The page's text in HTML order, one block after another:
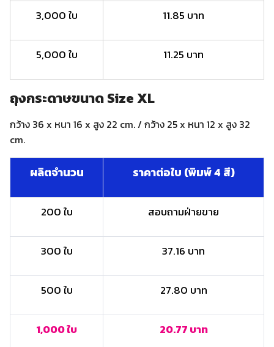
3,000 ใบ 11.85 บาท
5,000 ใบ 11.25 บาท
ถุงกระดาษขนาด Size XL
กว้าง 36 x หนา 16 x สูง 22 cm. / กว้าง 25 x หนา 12 x สูง 32
cm.
ผลิตจำนวน ราคาต่อใบ (พิมพ์ 4 สี)
200 ใบ สอบถามฝ่ายขาย
300 ใบ 37.16 บาท
500 ใบ 27.80 บาท
1,000 ใบ 20.77 บาท